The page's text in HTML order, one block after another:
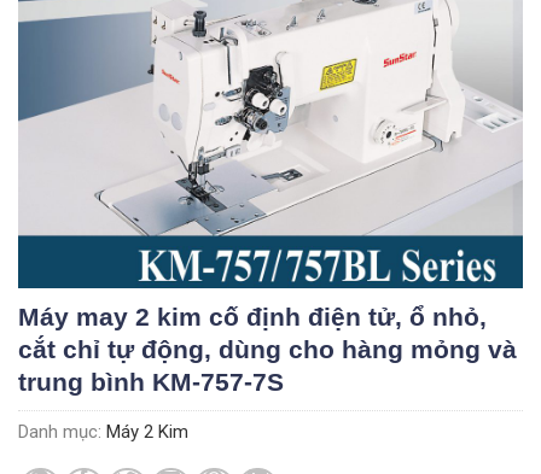
Máy may 2 kim cố định điện tử, ổ nhỏ,
cắt chỉ tự động, dùng cho hàng mỏng và
trung bình KM-757-7S
Danh mục: Máy 2 Kim